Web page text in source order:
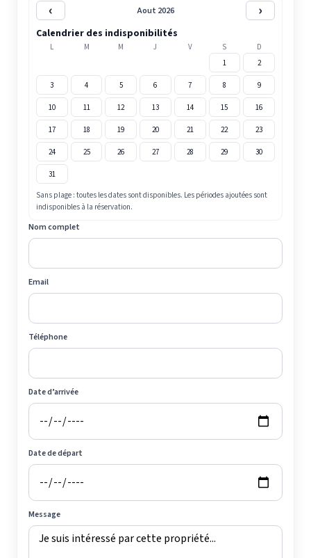
‹ Aout 2026 ›
Calendrier des indisponibilités
L M M J V S
D
1
2
3 4 5 6 7 8 9
10 11 12 13 14 15 16
17 18 19 20 21 22 23
24 25 26 27 28 29 30
31
Sans plage : toutes les dates sont disponibles. Les périodes ajoutées sont
indisponibles à la réservation.
Nom complet
Email
Téléphone
Date d’arrivée
Date de départ
Message